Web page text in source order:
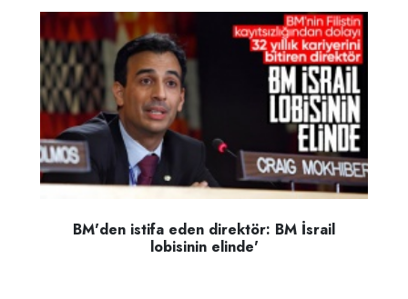
BM'den istifa eden direktör: BM İsrail
lobisinin elinde'